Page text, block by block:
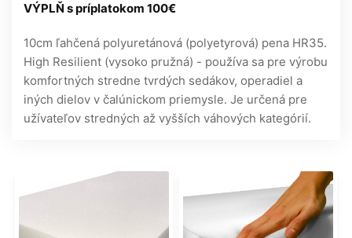
VÝPLŇ s príplatokom 100€
10cm ľahčená polyuretánová (polyetyrová) pena HR35.
High Resilient (vysoko pružná) - používa sa pre výrobu
komfortných stredne tvrdých sedákov, operadiel a
iných dielov v čalúnickom priemysle. Je určená pre
užívateľov stredných až vyšších váhových kategórií.